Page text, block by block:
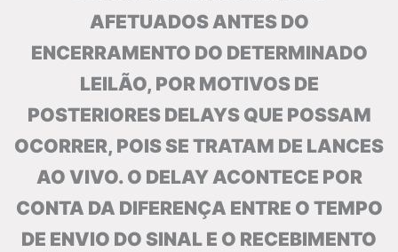
AFETUADOS ANTES DO
ENCERRAMENTO DO DETERMINADO
LEILÃO, POR MOTIVOS DE
POSTERIORES DELAYS QUE POSSAM
OCORRER, POIS SE TRATAM DE LANCES
AO VIVO. O DELAY ACONTECE POR
CONTA DA DIFERENÇA ENTRE O TEMPO
DE ENVIO DO SINAL E O RECEBIMENTO